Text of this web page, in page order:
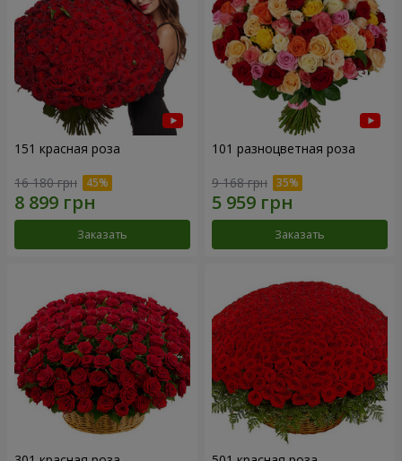
151 красная роза
16 180 грн
Заказать
101 разноцветная роза
9 168 грн
Заказать